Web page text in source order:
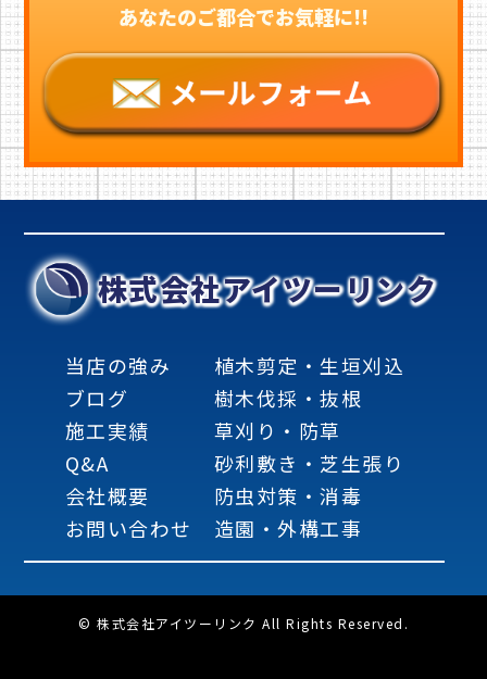
あなたのご都合でお気軽に!!
株式会社アイツーリンク
当店の強み
ブログ
施工実績
Q&A
会社概要
お問い合わせ
植木剪定・生垣刈込
樹木伐採・抜根
草刈り・防草
砂利敷き・芝生張り
防虫対策・消毒
造園・外構工事
© 株式会社アイツーリンク All Rights Reserved.